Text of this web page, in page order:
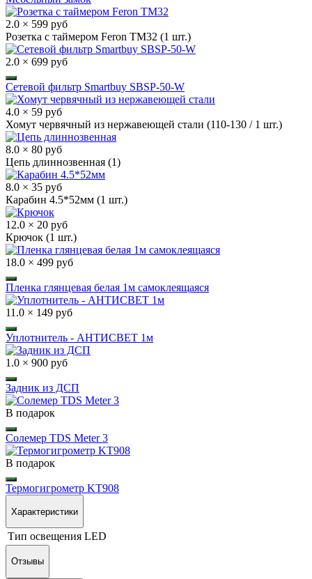
2.0 × 599 руб
Розетка с таймером Feron TM32 (1 шт.)
2.0 × 699 руб
Сетевой фильтр Smartbuy SBSP-50-W
4.0 × 59 руб
Хомут червячный из нержавеющей стали (110-130 / 1 шт.)
8.0 × 80 руб
Цепь длиннозвенная (1)
8.0 × 35 руб
Карабин 4.5*52мм (1 шт.)
12.0 × 20 руб
Крючок (1 шт.)
18.0 × 499 руб
Пленка глянцевая белая 1м самоклеящаяся
11.0 × 149 руб
Уплотнитель - АНТИСВЕТ 1м
1.0 × 900 руб
Задник из ДСП
В подарок
Солемер TDS Meter 3
В подарок
Термогигрометр KT908
Характеристики
Тип освещения LED
Отзывы